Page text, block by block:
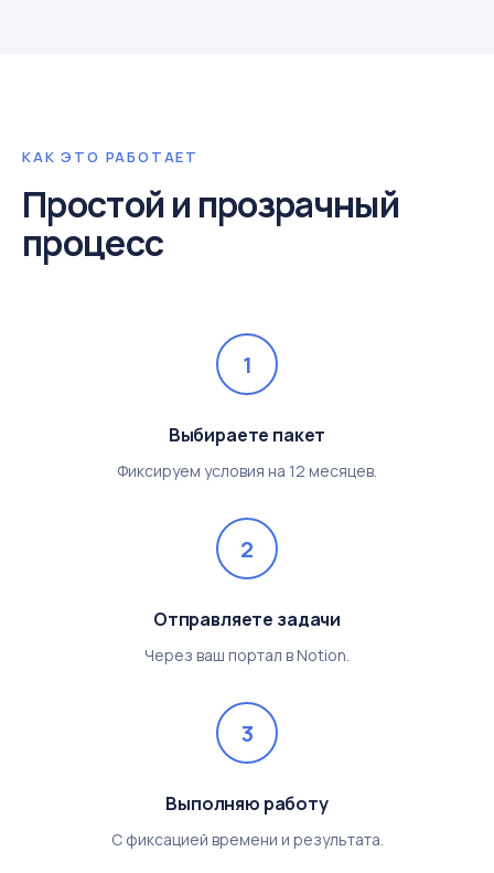
КАК ЭТО РАБОТАЕТ
Простой и прозрачный
процесс
1
Выбираете пакет
Фиксируем условия на 12 месяцев.
2
Отправляете задачи
Через ваш портал в Notion.
3
Выполняю работу
С фиксацией времени и результата.